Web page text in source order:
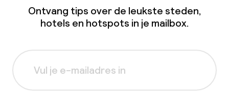
Ontvang tips over de leukste steden,
hotels en hotspots in je mailbox.